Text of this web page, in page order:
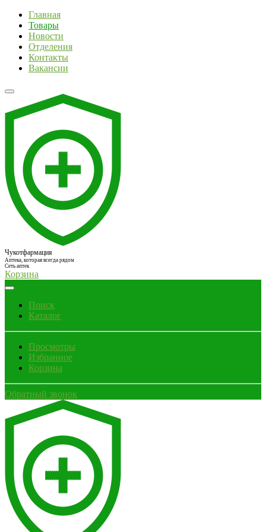
Главная
Товары
Новости
Отделения
Контакты
Вакансии
Чукотфармация
Аптека, которая всегда рядом
Сеть аптек
Корзина
Поиск
Каталог
Просмотры
Избранное
Корзина
Обратный звонок